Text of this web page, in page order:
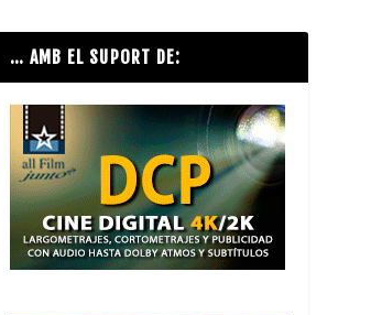
… AMB EL SUPORT DE: